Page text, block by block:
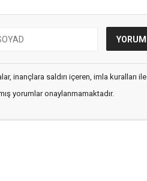
inançlara saldırı içeren, imla kuralları ile
yorumlar onaylanmamaktadır.